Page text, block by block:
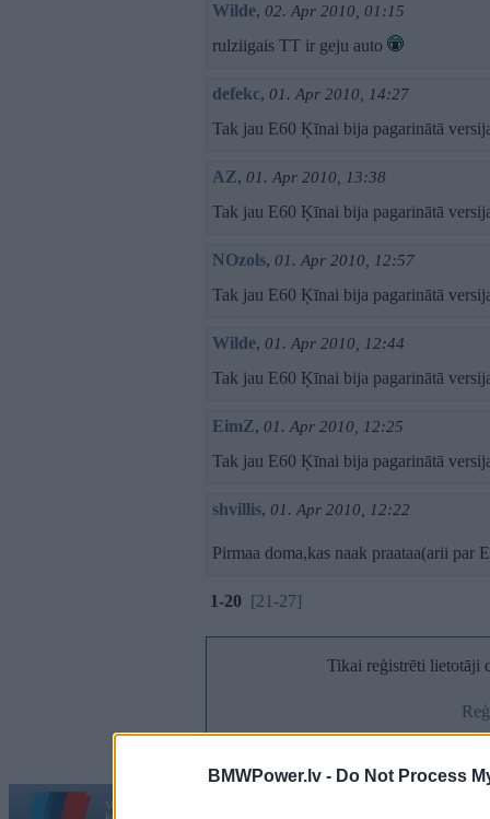
BMWPower.lv - Do Not Process
Wilde, 02. Apr 2010, 01:15
rulziigais TT ir geju auto
defekc, 01. Apr 2010, 14:27
Tak jau E60 Ķīnai bija pagarinātā
AZ, 01. Apr 2010, 13:38
Tak jau E60 Ķīnai bija pagarinātā
NOzols, 01. Apr 2010, 12:57
Tak jau E60 Ķīnai bija pagarinātā
Wilde, 01. Apr 2010, 12:44
Tak jau E60 Ķīnai bija pagarinātā
EimZ, 01. Apr 2010, 12:25
Tak jau E60 Ķīnai bija pagarinātā
shvillis, 01. Apr 2010, 12:22
Pirmaa doma,kas naak praataa(arii
1-20 [21-27]
Tikai reģistrēti lietotāji
Vortāls BMWPower.lv darbojas
kopš 2002. gada 14. maija. Tas nav auto klubs un nav saistīts ar